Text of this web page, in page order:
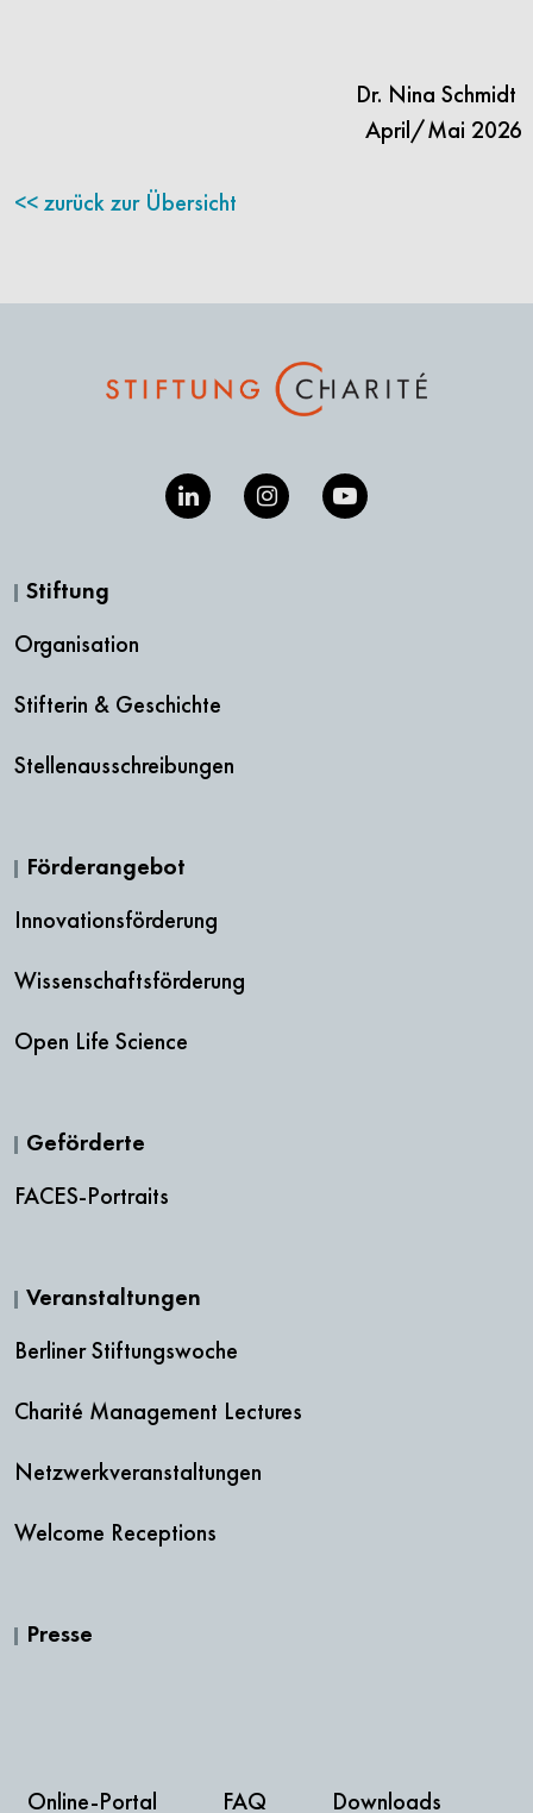
Dr. Nina Schmidt
April/Mai 2026
zurück zur Übersicht
Stiftung
Organisation
Stifterin & Geschichte
Stellenausschreibungen
Förderangebot
Innovationsförderung
Wissenschaftsförderung
Open Life Science
Geförderte
FACES-Portraits
Veranstaltungen
Berliner Stiftungswoche
Charité Management Lectures
Netzwerkveranstaltungen
Welcome Receptions
Presse
Online-Portal FAQ Downloads